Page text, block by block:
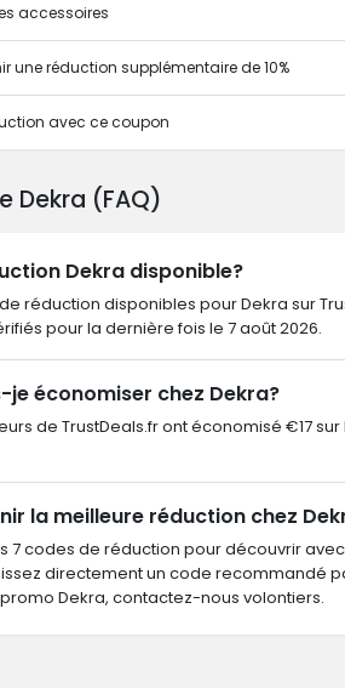
accessoires
une réduction supplémentaire de 10%
avec ce coupon
Dekra (FAQ)
Dekra disponible?
réduction disponibles pour Dekra sur
pour la dernière fois le 7 août 2026.
je économiser chez Dekra?
de TrustDeals.fr ont économisé €17
la meilleure réduction chez
7 codes de réduction pour découvrir
directement un code recommandé
Dekra, contactez-nous volontiers.